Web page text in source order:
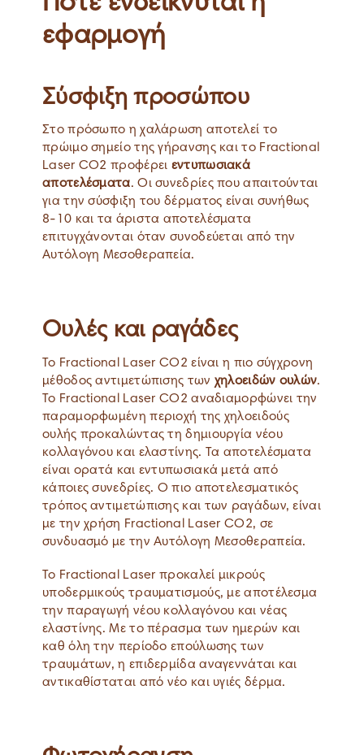
εφαρμογή
Σύσφιξη προσώπου
Στο πρόσωπο η χαλάρωση αποτελεί το
πρώιμο σημείο της γήρανσης και το Fractional
Laser CO2 προφέρει εντυπωσιακά
αποτελέσματα. Οι συνεδρίες που απαιτούνται
για την σύσφιξη του δέρματος είναι συνήθως
8-10 και τα άριστα αποτελέσματα
επιτυγχάνονται όταν συνοδεύεται από την
Αυτόλογη Μεσοθεραπεία.
Ουλές και ραγάδες
Το Fractional Laser CO2 είναι η πιο σύγχρονη
μέθοδος αντιμετώπισης των χηλοειδών ουλών.
Το Fractional Laser CO2 αναδιαμορφώνει την
παραμορφωμένη περιοχή της χηλοειδούς
ουλής προκαλώντας τη δημιουργία νέου
κολλαγόνου και ελαστίνης. Τα αποτελέσματα
είναι ορατά και εντυπωσιακά μετά από
κάποιες συνεδρίες. Ο πιο αποτελεσματικός
τρόπος αντιμετώπισης και των ραγάδων, είναι
με την χρήση Fractional Laser CO2, σε
συνδυασμό με την Αυτόλογη Μεσοθεραπεία.
To Fractional Laser προκαλεί μικρούς
υποδερμικούς τραυματισμούς, με αποτέλεσμα
την παραγωγή νέου κολλαγόνου και νέας
ελαστίνης. Με το πέρασμα των ημερών και
καθ όλη την περίοδο επούλωσης των
τραυμάτων, η επιδερμίδα αναγεννάται και
αντικαθίσταται από νέο και υγιές δέρμα.